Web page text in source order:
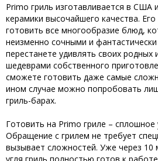
Primo гриль изготавливается в США
керамики высочайшего качества.
готовить все многообразие блюд,
неизменно сочными и
перестанете удивлять своих родных
шедеврами собственного
сможете готовить даже самые
ином случае можно попробовать
гриль-барах.
Готовить на Primo гриле – сплошное
Обращение с грилем не требует
вызывает сложностей. Уже через 10
угля гриль полностью готов к